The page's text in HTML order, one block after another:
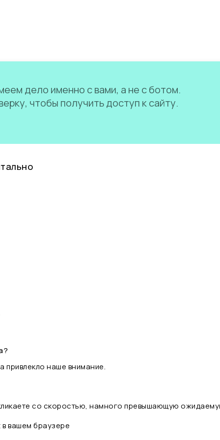
дело именно с вами, а не с ботом.
чтобы получить доступ к сайту.
привлекло наше внимание.
со скоростью, намного превышающую
вашем браузере